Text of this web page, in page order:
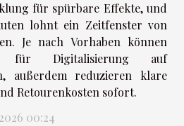
für spürbare Effekte, und
lohnt ein Zeitfenster von
Je nach Vorhaben können
für Digitalisierung auf
außerdem reduzieren klare
Retourenkosten sofort.
00:24